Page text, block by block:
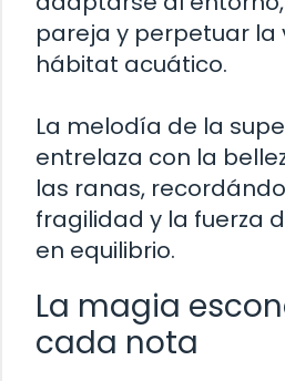
pareja y perpetuar la
hábitat acuático.
La melodía de la
entrelaza con la
las ranas,
fragilidad y la fuerza
en equilibrio.
La magia
cada nota